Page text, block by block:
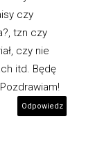
czy
tzn czy
czy nie
itd. Będę
Odpowiedz